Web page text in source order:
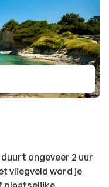
ongeveer 2 uur
vliegveld word je